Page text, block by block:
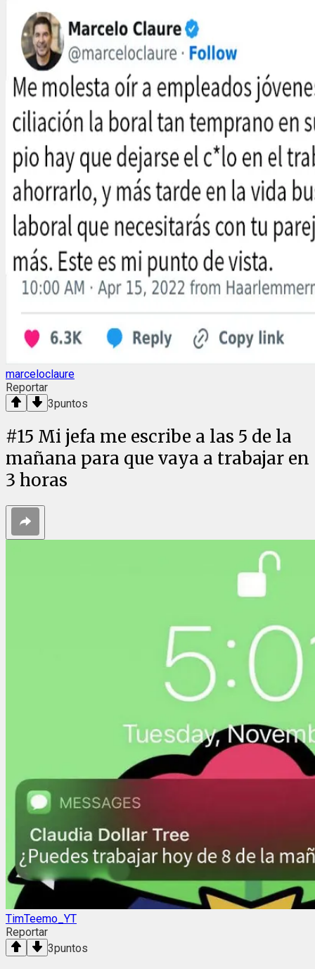
marceloclaure
Reportar
3puntos
#15 Mi jefa me escribe a las 5 de la
mañana para que vaya a trabajar en
3 horas
TimTeemo_YT
Reportar
3puntos